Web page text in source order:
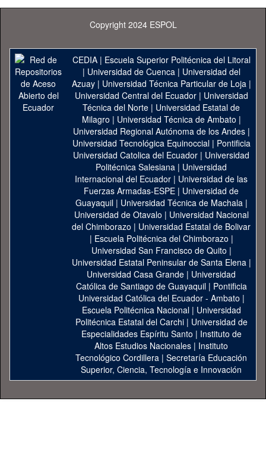
Copyright 2024 ESPOL
CEDIA| Escuela Superior Politécnica del Litoral
| Universidad de Cuenca| Universidad del
Azuay| Universidad Técnica Particular de Loja|
Universidad Central del Ecuador| Universidad
Técnica del Norte | Universidad Estatal de
Milagro | Universidad Técnica de Ambato |
Universidad Regional Autónoma de los Andes|
Universidad Tecnológica Equinoccial| Pontificia
Universidad Catolica del Ecuador | Universidad
Politécnica Salesiana | Universidad
Internacional del Ecuador | Universidad de las
Fuerzas Armadas-ESPE | Universidad de
Guayaquil| Universidad Técnica de Machala|
Universidad de Otavalo | Universidad Nacional
del Chimborazo | Universidad Estatal de Bolivar
| Escuela Politécnica del Chimborazo |
Universidad San Francisco de Quito |
Universidad Estatal Peninsular de Santa Elena|
Universidad Casa Grande | Universidad
Católica de Santiago de Guayaquil| Pontificia
Universidad Católica del Ecuador - Ambato |
Escuela Politécnica Nacional| Universidad
Politécnica Estatal del Carchi| Universidad de
Especialidades Espíritu Santo | Instituto de
Altos Estudios Nacionales | Instituto
Tecnológico Cordillera | Secretaría Educación
Superior, Ciencia, Tecnología e Innovación